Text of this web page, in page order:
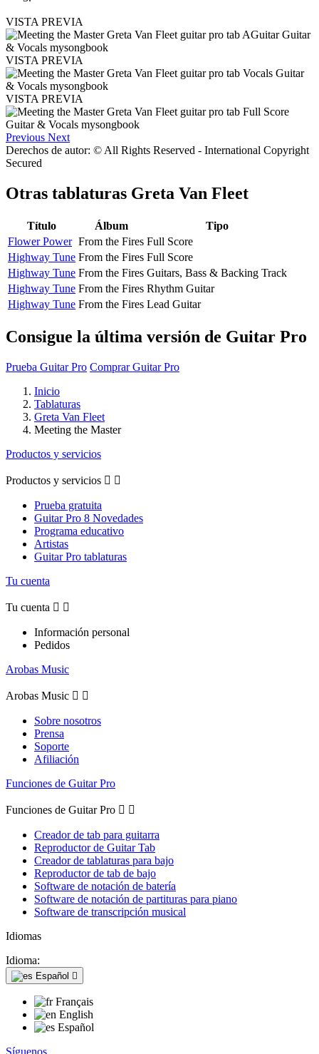
VISTA PREVIA
VISTA PREVIA
VISTA PREVIA
Previous Next
Derechos de autor: © All Rights Reserved - International Copyright
Secured
Otras tablaturas Greta Van Fleet
Título Álbum
Tipo
Flower Power From the Fires Full Score
Highway Tune From the Fires Full Score
Highway Tune From the Fires Guitars, Bass & Backing Track
Highway Tune From the Fires Rhythm Guitar
Highway Tune From the Fires Lead Guitar
Consigue la última versión de Guitar Pro
Prueba Guitar Pro Comprar Guitar Pro
Inicio
Tablaturas
Greta Van Fleet
Meeting the Master
Productos y servicios
Productos y servicios  
Prueba gratuita
Guitar Pro 8 Novedades
Programa educativo
Artistas
Guitar Pro tablaturas
Tu cuenta
Tu cuenta  
Información personal
Pedidos
Arobas Music
Arobas Music  
Sobre nosotros
Prensa
Soporte
Afiliación
Funciones de Guitar Pro
Funciones de Guitar Pro  
Creador de tab para guitarra
Reproductor de Guitar Tab
Creador de tablaturas para bajo
Reproductor de tab de bajo
Software de notación de batería
Software de notación de partituras para piano
Software de transcripción musical
Idiomas
Idioma:
Español 
Français
English
Español
Síguenos